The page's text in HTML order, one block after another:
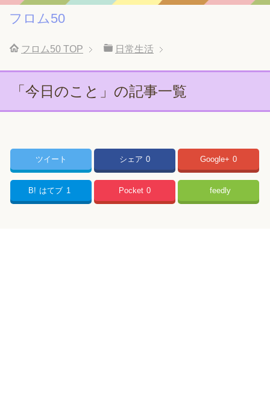
フロム50
フロム50 TOP 日常生活
「今日のこと」の記事一覧
ツイート シェア 0 Google+ 0
B! はてブ 1 Pocket 0 feedly